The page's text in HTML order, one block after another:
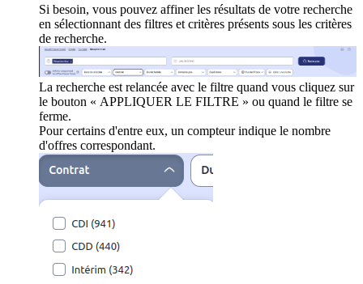
Si besoin, vous pouvez affiner les résultats de votre recherche
en sélectionnant des filtres et critères présents sous les critères
de recherche.
La recherche est relancée avec le filtre quand vous cliquez sur
le bouton « APPLIQUER LE FILTRE » ou quand le filtre se
ferme.
Pour certains d'entre eux, un compteur indique le nombre
d'offres correspondant.